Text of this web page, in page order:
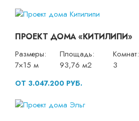
ПРОЕКТ ДОМА «КИТИЛИПИ»
Размеры:
7×15 м
Площадь:
93,76 м2
Комнат:
3
ОТ 3.047.200 РУБ.